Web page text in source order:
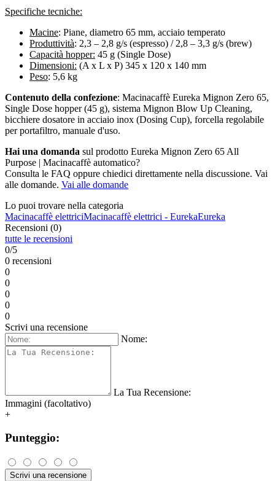
Specifiche tecniche:
Macine: Piane, diametro 65 mm, acciaio temperato
Produttività: 2,3 – 2,8 g/s (espresso) / 2,8 – 3,3 g/s (brew)
Capacità hopper: 45 g (Single Dose)
Dimensioni: (A x L x P) 345 x 120 x 140 mm
Peso: 5,6 kg
Contenuto della confezione: Macinacaffè Eureka Mignon Zero 65,
Single Dose hopper (45 g), sistema Mignon Blow Up Cleaning,
bicchiere dosatore in acciaio inox (Dosing Cup), forcella regolabile
per portafiltro, manuale d'uso.
Hai una domanda sul prodotto Eureka Mignon Zero 65 All
Purpose | Macinacaffè automatico?
Consulta le FAQ oppure chiedici direttamente nella discussione. Vai
alle domande. Vai alle domande
Lo puoi trovare nella categoria
Macinacaffè elettriciMacinacaffè elettrici - EurekaEureka
Recensioni (0)
tutte le recensioni
0/5
0 recensioni
0
0
0
0
0
Scrivi una recensione
Nome:
La Tua Recensione:
Immagini (facoltativo)
+
Punteggio:
Scrivi una recensione